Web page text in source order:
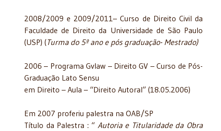
2008/2009 e 2009/2011– Curso de Direito Civil da
Faculdade de Direito da Universidade de São Paulo
(USP) (Turma do 5º ano e pós graduação- Mestrado)
2006 – Programa Gvlaw – Direito GV – Curso de Pós-
Graduação Lato Sensu
em Direito – Aula – “Direito Autoral” (18.05.2006)
Em 2007 proferiu palestra na OAB/SP
Título da Palestra : “ Autoria e Titularidade da Obra